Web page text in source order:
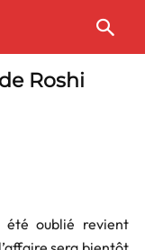
Roshi
été oublié revient